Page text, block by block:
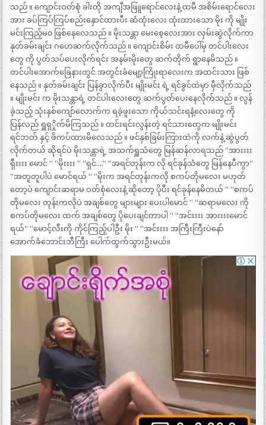
သည် ။ ကျောင်းဝတ်စုံ ခါးတို အကျီအဖြူရောင်လေးနဲ့ ထမီ အစိမ်းရောင်လေး
အား ခပ်ကြပ်ကြပ်စည်းနှောင်ထားပီး ဆံထုံးလေး ထုံးထားသော မိုး ကို မျိုး
မင်းကြည့်မ၀ ဖြစ်နေလေသည် ။ မိုးသန္တာ မေးစေ့လေးအား လှမ်းဆွဲလိုက်ကာ
နုတ်ခမ်းချင်း ဂဟေဆက်လိုက်သည် ။ ကျောင်းစိမ်း ထမီပေါ်မှ တင်ပါးလေး
တွေ ကို ပွတ်သပ်ပေးလိုက်ရင်း အနမ်းမိုးတွေ ဆက်တိုက် ရွာနေမိသည် ။
တင်ပါးအောက်ခြေနားတွင် အတွင်းခံမျော့ကြိုးရာလေးက အထင်းသား ဖြစ်
နေသည် ။ နုတ်ခမ်းချင်း ပြန်ခွာလိုက်ပီး မျိုးမင်း ရဲ့ ရင်ခွင်ထဲမှာ မှီလိုက်သည်
။ မျိုးမင်း က မိုးသန္တာရဲ့ တင်ပါးလေးတွေ ဆက်ပွတ်ပေးနေလိုက်သည် ။ လွန်
ခဲ့သည့် သုံးနှစ်ကျော်လောက်က ရခဲ့ဖူးသော ကိုယ်သင်းရနံ့လေးတွေ ကို
ပြန်လည် ရှူရှှိုက်မိကြသည် ။ တင်းရင်းလွန်းတဲ့ ရင်သားတွေက မျိုးမင်း
ရင်ဘတ် နှင့် ဖိကပ်ထားမိလေသည် ။ ဖင်နှစ်ခြမ်းကြားထဲကို လက်နဲ့ ဆွဲပွတ်
လိုက်တယ် ဆိုရင်ပဲ မိုးသန္တာရဲ့ အသက်ရှူသံတွေ မြန်ဆန်လာရသည် “အားးးး
ရှီးးးး မောင် “ “မိုးးးး “ “ရှင်….“ “အရင်တုန်းက လို ရင်ခုန်သံတွေ မြန်နေပီကွာ“
“အတူတူပါပဲ မောင်ရယ် “ “မိုးက အရင်တုန်းကလို စကပ်တိုမလေး မဟုတ်
တော့ပဲ ကျောင်းဆရာမ ဝတ်စုံလေးနဲ့ ဆိုတော့ ပိုပီး ရင်ခုန်နေမိတယ် “ “စကပ်
တိုမလေး တုန်းကလိုပဲ အချစ်တွေ များများ ပေးပါမောင် “ “ဆရာမလေး ကို
စကပ်တိုမလေး ထက် အချစ်တွေ ပိုပေးချင်တာပါ “ “အင်းးးး အားးးးမောင်
ရယ်“ “မောင့်လီးကို ကိုင်ကြည့်ပါဦး မိုး “ “အင်းးးး အကြီးကြီးပဲနော်
အောက်ခံဘောင်းဘီကြီး ပေါက်ထွက်သွားဦးမယ်။